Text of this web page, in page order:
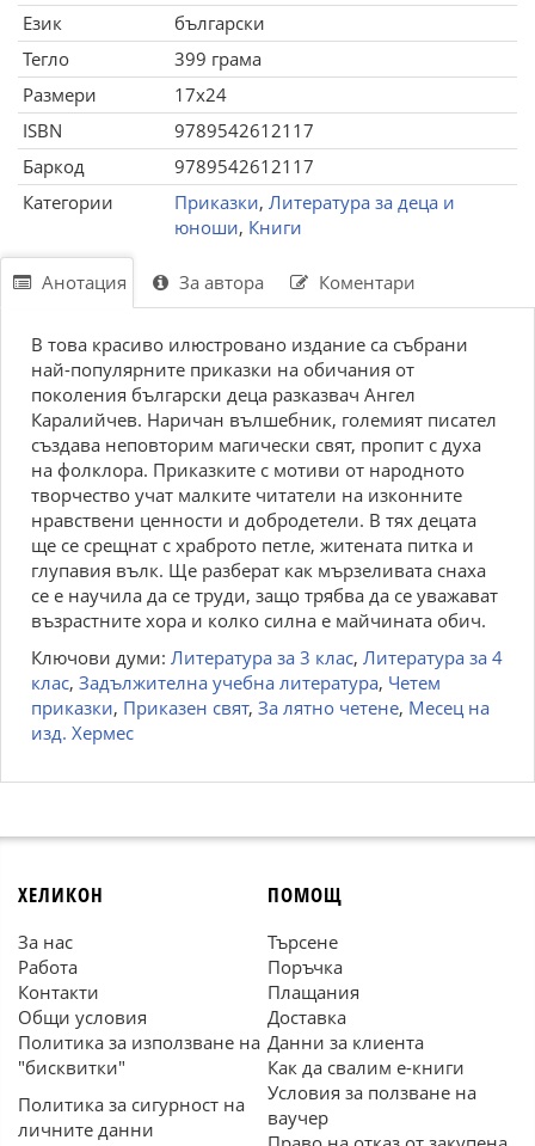
Език
български
Тегло
399 грама
Размери
17x24
ISBN
9789542612117
Баркод
9789542612117
Категории
Приказки, Литература за деца и
юноши, Книги
Анотация За автора Коментари
В това красиво илюстровано издание са събрани
най-популярните приказки на обичания от
поколения български деца разказвач Ангел
Каралийчев. Наричан вълшебник, големият писател
създава неповторим магически свят, пропит с духа
на фолклора. Приказките с мотиви от народното
творчество учат малките читатели на изконните
нравствени ценности и добродетели. В тях децата
ще се срещнат с храброто петле, житената питка и
глупавия вълк. Ще разберат как мързеливата снаха
се е научила да се труди, защо трябва да се уважават
възрастните хора и колко силна е майчината обич.
Ключови думи: Литература за 3 клас, Литература за 4
клас, Задължителна учебна литература, Четем
приказки, Приказен свят, За лятно четене, Месец на
изд. Хермес
ХЕЛИКОН
За нас
Работа
Контакти
Общи условия
Политика за използване на
"бисквитки"
Политика за сигурност на
личните данни
ПОМОЩ
Търсене
Поръчка
Плащания
Доставка
Данни за клиента
Как да свалим е-книги
Условия за ползване на
ваучер